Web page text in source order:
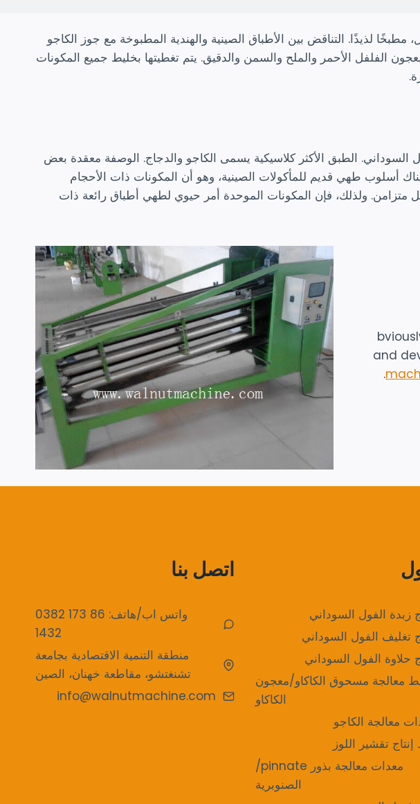
لذيذًا. التناقض بين الأطباق الصينية والهندية المطبوخة مع جوز الكاجو
الفلفل الأحمر والملح والسمن والدقيق. يتم تغطيتها بخليط جميع المكونات
الطبق الأكثر كلاسيكية يسمى الكاجو والدجاج. الوصفة معقدة بعض
أسلوب طهي قديم للمأكولات الصينية، وهو أن المكونات ذات الأحجام
متزامن. ولذلك، فإن المكونات الموحدة أمر حيوي لطهي أطباق رائعة ذات
and
زبدة الفول السوداني
تغليف الفول السوداني
حلاوة الفول السوداني
معالجة مسحوق الكاكاو/معجون
الكاكاو
معالجة الكاجو
تقشير اللوز
معدات معالجة بذور pinnate/
الصنوبرية
اتصل بنا
واتس اب/هاتف: 86 173 0382
1432
منطقة التنمية الاقتصادية بجامعة
تشنغتشو، مقاطعة خهنان، الصين
info@walnutmachine.com